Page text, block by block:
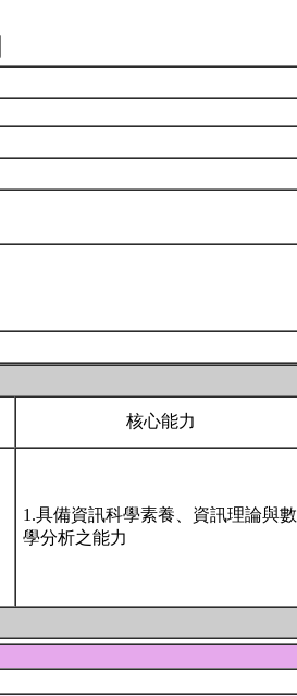
核心能力
1.具備資訊科學素養、資訊理論與數
學分析之能力